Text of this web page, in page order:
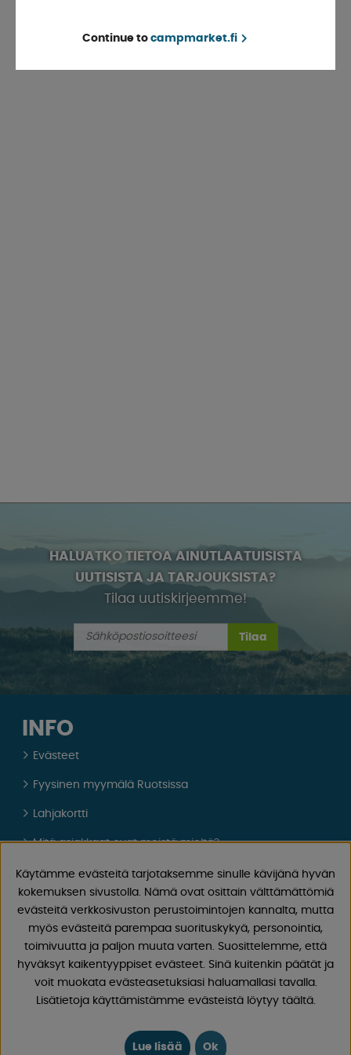
Continue to campmarket.fi
HALUATKO TIETOA AINUTLAATUISISTA
UUTISISTA JA TARJOUKSISTA?
Tilaa uutiskirjeemme!
Tilaa
INFO
Evästeet
Fyysinen myymälä Ruotsissa
Lahjakortti
Mitä asiakkaat ovat meistä mieltä?
Oppaat
FAQ - Yleisiä Kysymyksiä
Ostoehdot
Kirjaudu sisään
YHTEYSTIEDOT
Käytämme evästeitä tarjotaksemme sinulle kävijänä hyvän
kokemuksen sivustolla. Nämä ovat osittain välttämättömiä
evästeitä verkkosivuston perustoimintojen kannalta, mutta
myös evästeitä parempaa suorituskykyä, personointia,
toimivuutta ja paljon muuta varten. Suosittelemme, että
hyväksyt kaikentyyppiset evästeet. Sinä kuitenkin päätät ja
voit muokata evästeasetuksiasi haluamallasi tavalla.
Lisätietoja käyttämistämme evästeistä löytyy täältä.
Lue lisää Ok